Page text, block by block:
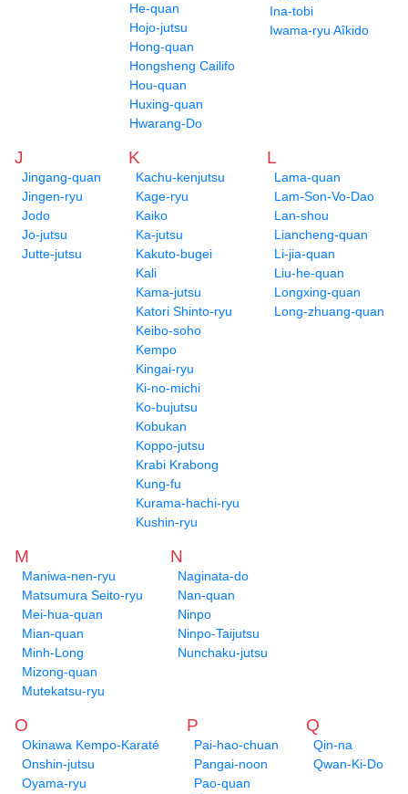
He-quan
Hojo-jutsu
Hong-quan
Hongsheng Cailifo
Hou-quan
Huxing-quan
Hwarang-Do
Ina-tobi
Iwama-ryu Aîkido
J
Jingang-quan
Jingen-ryu
Jodo
Jo-jutsu
Jutte-jutsu
K
Kachu-kenjutsu
Kage-ryu
Kaiko
Ka-jutsu
Kakuto-bugei
Kali
Kama-jutsu
Katori Shinto-ryu
Keibo-soho
Kempo
Kingai-ryu
Ki-no-michi
Ko-bujutsu
Kobukan
Koppo-jutsu
Krabi Krabong
Kung-fu
Kurama-hachi-ryu
Kushin-ryu
L
Lama-quan
Lam-Son-Vo-Dao
Lan-shou
Liancheng-quan
Li-jia-quan
Liu-he-quan
Longxing-quan
Long-zhuang-quan
M
Maniwa-nen-ryu
Matsumura Seito-ryu
Mei-hua-quan
Mian-quan
Minh-Long
Mizong-quan
Mutekatsu-ryu
N
Naginata-do
Nan-quan
Ninpo
Ninpo-Taijutsu
Nunchaku-jutsu
O
Okinawa Kempo-Karaté
Onshin-jutsu
Oyama-ryu
P
Pai-hao-chuan
Pangai-noon
Pao-quan
Q
Qin-na
Qwan-Ki-Do